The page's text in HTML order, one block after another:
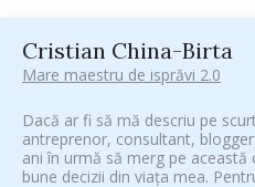
Cristian China-Birta
Mare maestru de isprăvi 2.0
Dacă ar fi să mă descriu pe
antreprenor, consultant,
ani în urmă să merg pe
bune decizii din viața mea.